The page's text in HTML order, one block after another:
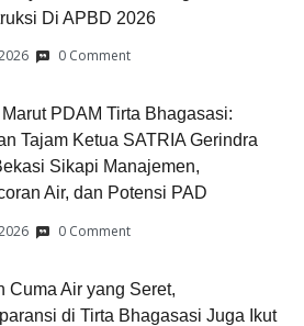
Di APBD 2026
0 Comment
PDAM Tirta Bhagasasi:
Tajam Ketua SATRIA Gerindra
Sikapi Manajemen,
Air, dan Potensi PAD
0 Comment
Cuma Air yang Seret,
di Tirta Bhagasasi Juga Ikut